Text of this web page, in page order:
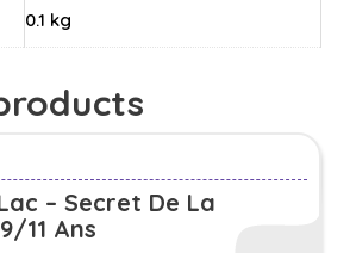
0.1 kg
– Secret De La
11 Ans